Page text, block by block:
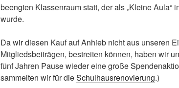
beengten Klassenraum statt, der als „Kleine Aula“
wurde.
Da wir diesen Kauf auf Anhieb nicht aus unseren
Mitgliedsbeiträgen, bestreiten können, haben wir
fünf Jahren Pause wieder eine große
sammelten wir für dieSchulhausrenovierung.)